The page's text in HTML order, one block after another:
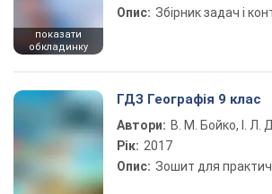
показати
обкладинку
Опис: Збірник задач і
ГДЗ Географія 9 клас
Автори: В. М. Бойко, І. Л.
Рік: 2017
Опис: Зошит для